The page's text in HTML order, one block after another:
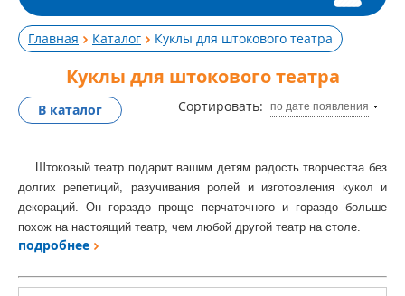
Главная Каталог Куклы для штокового театра
Куклы для штокового театра
Сортировать: по дате появления
В каталог
Штоковый театр подарит вашим детям радость творчества без
долгих репетиций, разучивания ролей и изготовления кукол и
декораций. Он гораздо проще перчаточного и гораздо больше
похож на настоящий театр, чем любой другой театр на столе.
Для создания настоящей сказки вам потребуется совсем
найти как отдельных персонажей сказок, так и наборы штоковых
подробнее